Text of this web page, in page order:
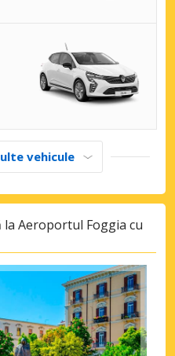
vehicule
la Aeroportul Foggia cu